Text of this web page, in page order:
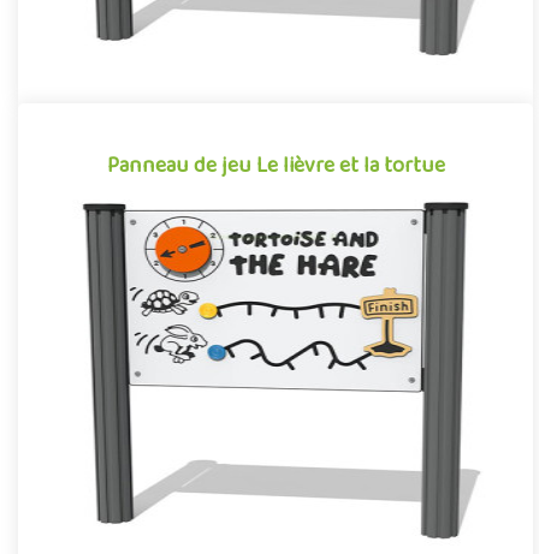
Panneau de jeu Le lièvre et la tortue
Panneau de jeu Le lièvre et la tortue
Panneau d’activité pour aire de jeux extérieure illustrant l’une
des plus célèbres fables de La Fontaine, le Lièvre et la Tor..
Offre partenaire